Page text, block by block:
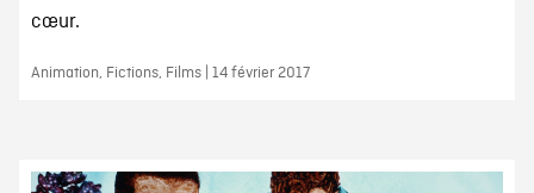
cœur.
Animation, Fictions, Films | 14 février 2017